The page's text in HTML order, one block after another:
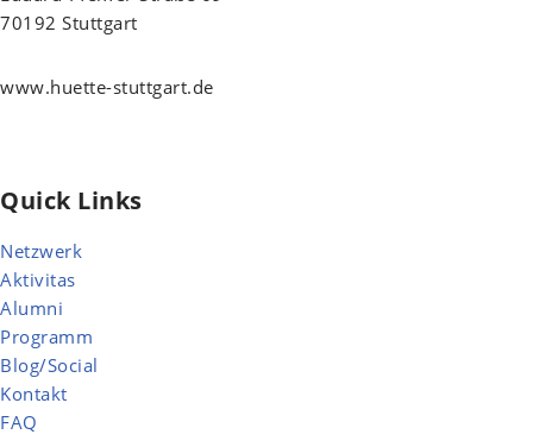
70192 Stuttgart
www.huette-stuttgart.de
Quick Links
Netzwerk
Aktivitas
Alumni
Programm
Blog/Social
Kontakt
FAQ